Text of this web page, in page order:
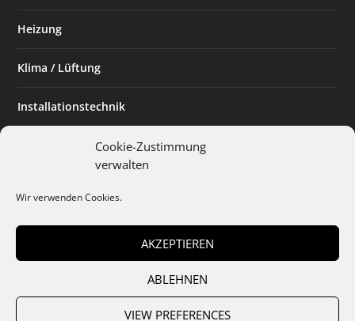
Cookie-Zustimmung
verwalten
Wir verwenden Cookies.
AKZEPTIEREN
ABLEHNEN
VIEW PREFERENCES
Heizung
Klima / Lüftung
Installationstechnik
Planen & Bauen
Installateur des Monats
Mediadaten Cookies Datenschutz